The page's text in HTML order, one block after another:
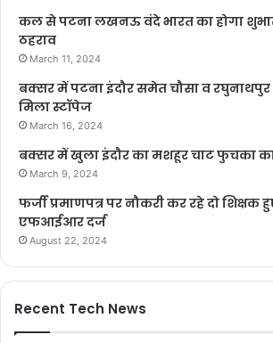
कल से पटना लखनऊ वंदे भारत का होगा
ठहराव
March 11, 2024
बक्सर में पटना इंदौर समेत चौसा व
मिला स्टॉपेज
March 16, 2024
बक्सर में खुला इंदौर का मशहूर चाट फुचका का
March 9, 2024
फर्जी प्रमाणपत्र पर नौकरी कर रहे दो शिक्षक
एफआईआर दर्ज
August 22, 2024
Recent Tech News